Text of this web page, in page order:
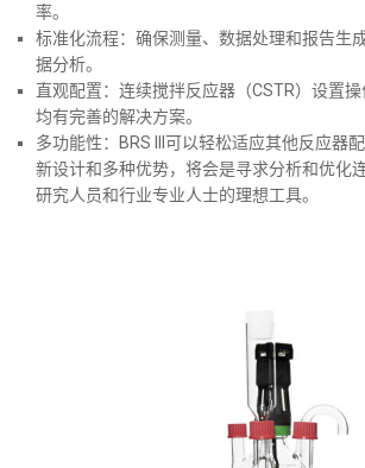
率。
标准化流程：确保测量、数据处理和报告生
据分析。
直观配置：连续搅拌反应器（CSTR）设置
均有完善的解决方案。
多功能性：BRS III可以轻松适应其他反应器
新设计和多种优势，将会是寻求分析和优化
研究人员和行业专业人士的理想工具。